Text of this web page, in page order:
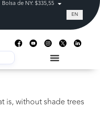
Bolsa de NY: $335,55 Tasa de
EN
is, without shade trees